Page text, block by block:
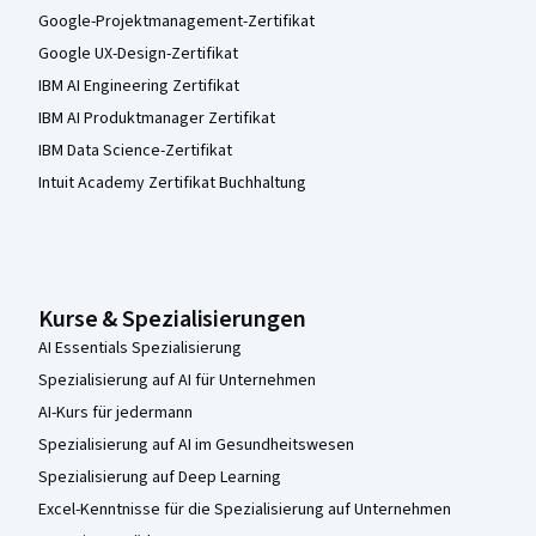
Google-Projektmanagement-Zertifikat
Google UX-Design-Zertifikat
IBM AI Engineering Zertifikat
IBM AI Produktmanager Zertifikat
IBM Data Science-Zertifikat
Intuit Academy Zertifikat Buchhaltung
Kurse & Spezialisierungen
AI Essentials Spezialisierung
Spezialisierung auf AI für Unternehmen
AI-Kurs für jedermann
Spezialisierung auf AI im Gesundheitswesen
Spezialisierung auf Deep Learning
Excel-Kenntnisse für die Spezialisierung auf Unternehmen